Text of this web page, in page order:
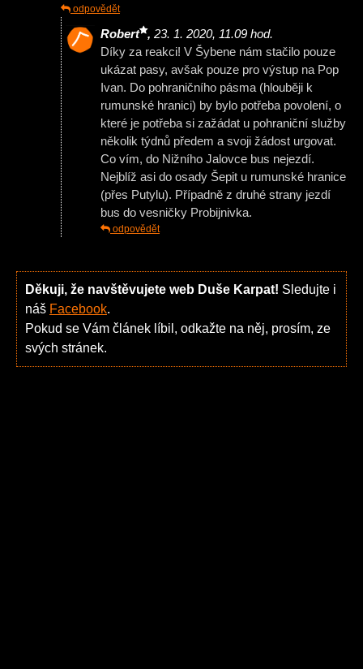
odpovědět
Robert , 23. 1. 2020, 11.09 hod.
Díky za reakci! V Šybene nám stačilo pouze
ukázat pasy, avšak pouze pro výstup na Pop
Ivan. Do pohraničního pásma (hlouběji k
rumunské hranici) by bylo potřeba povolení, o
které je potřeba si zažádat u pohraniční služby
několik týdnů předem a svoji žádost urgovat.
Co vím, do Nižního Jalovce bus nejezdí.
Nejblíž asi do osady Šepit u rumunské hranice
(přes Putylu). Případně z druhé strany jezdí
bus do vesničky Probijnivka.
odpovědět
Děkuji, že navštěvujete web Duše Karpat! Sledujte i
náš Facebook.
Pokud se Vám článek líbil, odkažte na něj, prosím, ze
svých stránek.